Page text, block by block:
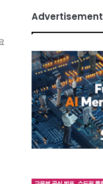
Advertisement